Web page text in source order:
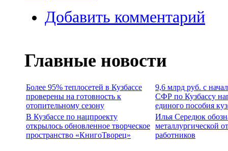
Добавить комментарий
Главные новости
Более 95% теплосетей в Кузбассе
проверены на готовность к
отопительному сезону
9,6 млрд руб. с
СФР по Кузбассу
единого пособия
В Кузбассе по нацпроекту
открылось обновленное творческое
пространство «КнигоТворец»
Илья Середюк
металлургической
работников